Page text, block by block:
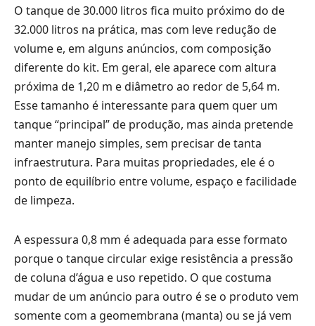
O tanque de 30.000 litros fica muito próximo do de
32.000 litros na prática, mas com leve redução de
volume e, em alguns anúncios, com composição
diferente do kit. Em geral, ele aparece com altura
próxima de 1,20 m e diâmetro ao redor de 5,64 m.
Esse tamanho é interessante para quem quer um
tanque “principal” de produção, mas ainda pretende
manter manejo simples, sem precisar de tanta
infraestrutura. Para muitas propriedades, ele é o
ponto de equilíbrio entre volume, espaço e facilidade
de limpeza.
A espessura 0,8 mm é adequada para esse formato
porque o tanque circular exige resistência a pressão
de coluna d’água e uso repetido. O que costuma
mudar de um anúncio para outro é se o produto vem
somente com a geomembrana (manta) ou se já vem